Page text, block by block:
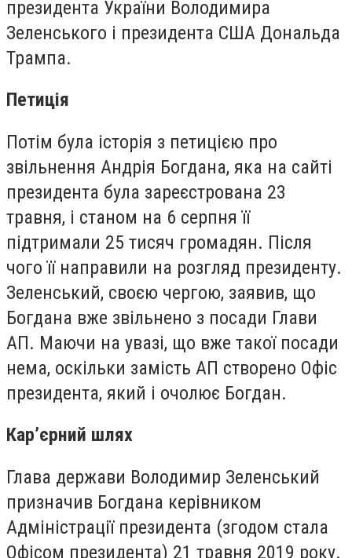
президента України Володимира
Зеленського і президента США Дональда
Трампа.
Петиція
Потім була історія з петицією про
звільнення Андрія Богдана, яка на сайті
президента була зареєстрована 23
травня, і станом на 6 серпня її
підтримали 25 тисяч громадян. Після
чого її направили на розгляд президенту.
Зеленський, своєю чергою, заявив, що
Богдана вже звільнено з посади Глави
АП. Маючи на увазі, що вже такої посади
нема, оскільки замість АП створено Офіс
президента, який і очолює Богдан.
Кар’єрний шлях
Глава держави Володимир Зеленський
призначив Богдана керівником
Адміністрації президента (згодом стала
Офісом президента) 21 травня 2019 року.